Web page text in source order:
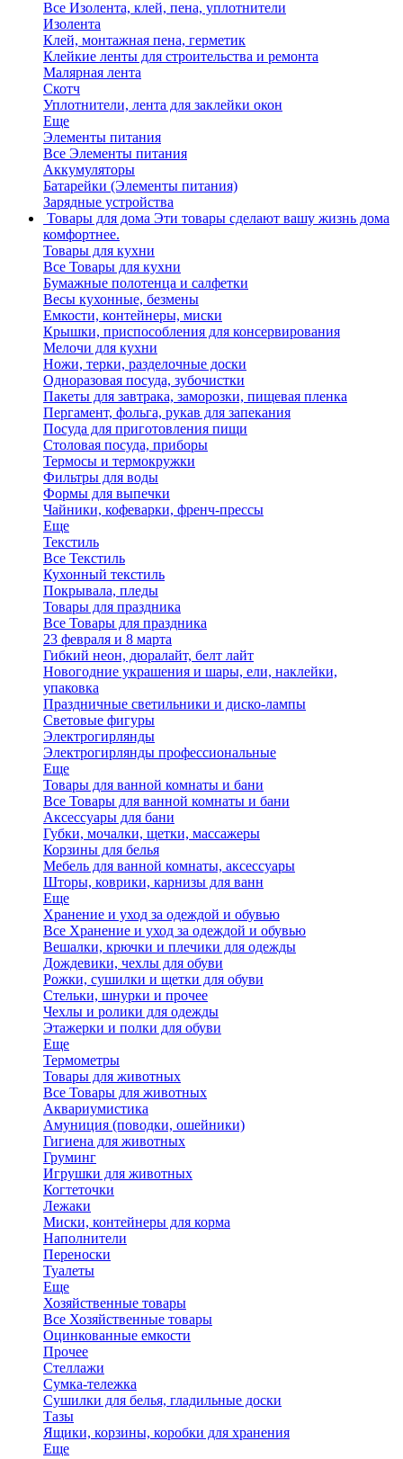
Все Изолента, клей, пена, уплотнители
Изолента
Клей, монтажная пена, герметик
Клейкие ленты для строительства и ремонта
Малярная лента
Скотч
Уплотнители, лента для заклейки окон
Еще
Элементы питания
Все Элементы питания
Аккумуляторы
Батарейки (Элементы питания)
Зарядные устройства
Товары для дома Эти товары сделают вашу жизнь дома
комфортнее.
Товары для кухни
Все Товары для кухни
Бумажные полотенца и салфетки
Весы кухонные, безмены
Емкости, контейнеры, миски
Крышки, приспособления для консервирования
Мелочи для кухни
Ножи, терки, разделочные доски
Одноразовая посуда, зубочистки
Пакеты для завтрака, заморозки, пищевая пленка
Пергамент, фольга, рукав для запекания
Посуда для приготовления пищи
Столовая посуда, приборы
Термосы и термокружки
Фильтры для воды
Формы для выпечки
Чайники, кофеварки, френч-прессы
Еще
Текстиль
Все Текстиль
Кухонный текстиль
Покрывала, пледы
Товары для праздника
Все Товары для праздника
23 февраля и 8 марта
Гибкий неон, дюралайт, белт лайт
Новогодние украшения и шары, ели, наклейки,
упаковка
Праздничные светильники и диско-лампы
Световые фигуры
Электрогирлянды
Электрогирлянды профессиональные
Еще
Товары для ванной комнаты и бани
Все Товары для ванной комнаты и бани
Аксессуары для бани
Губки, мочалки, щетки, массажеры
Корзины для белья
Мебель для ванной комнаты, аксессуары
Шторы, коврики, карнизы для ванн
Еще
Хранение и уход за одеждой и обувью
Все Хранение и уход за одеждой и обувью
Вешалки, крючки и плечики для одежды
Дождевики, чехлы для обуви
Рожки, сушилки и щетки для обуви
Стельки, шнурки и прочее
Чехлы и ролики для одежды
Этажерки и полки для обуви
Еще
Термометры
Товары для животных
Все Товары для животных
Аквариумистика
Амуниция (поводки, ошейники)
Гигиена для животных
Груминг
Игрушки для животных
Когтеточки
Лежаки
Миски, контейнеры для корма
Наполнители
Переноски
Туалеты
Еще
Хозяйственные товары
Все Хозяйственные товары
Оцинкованные емкости
Прочее
Стеллажи
Сумка-тележка
Сушилки для белья, гладильные доски
Тазы
Ящики, корзины, коробки для хранения
Еще